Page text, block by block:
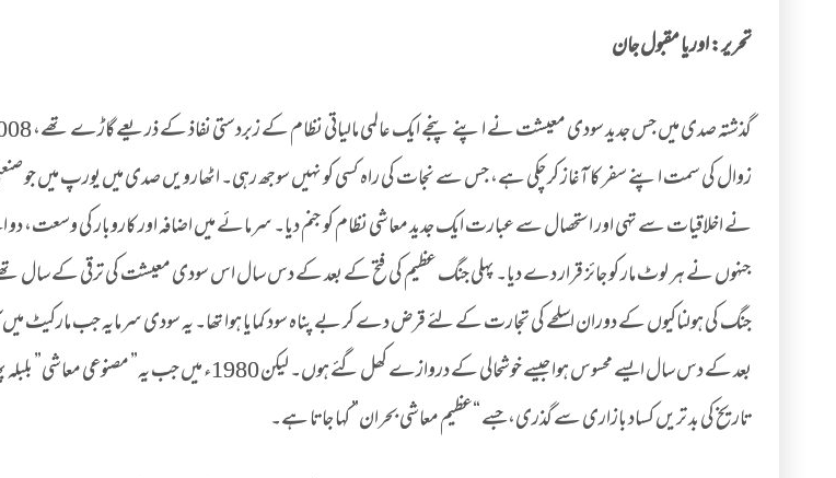
تحریر: اوریا مقبول جان
زوال کی سمت اپنے سفر کا آغاز کر چکی ہے، جس سے نجات کی راہ کسی کو نہیں سوجھ رہی۔ اٹھارویں صدی میں یورپ میں جو
نے اخلاقیات سے تہی اور استحصال سے عبارت ایک جدید معاشی نظام کو جنم دیا۔ سرمائے میں اضافہ اور کاروبار کی وسعت، دو
جنہوں نے ہر لوٹ مار کو جائز قرار دے دیا۔ پہلی جنگ عظیم کی فتح کے بعد کے دس سال اس سودی معیشت کی ترقی کے سال
بعد کے دس سال ایسے محسوس ہوا جیسے خوشحالی کے دروازے کھل گئے ہوں۔ لیکن 1980ء میں جب
تاریخ کی بد تریں کساد بازاری سے گذری، جسے “عظیم معاشی بحران” کہا جاتا ہے۔